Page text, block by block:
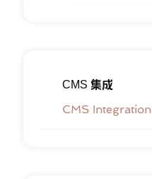
CMS 集成
CMS Integration